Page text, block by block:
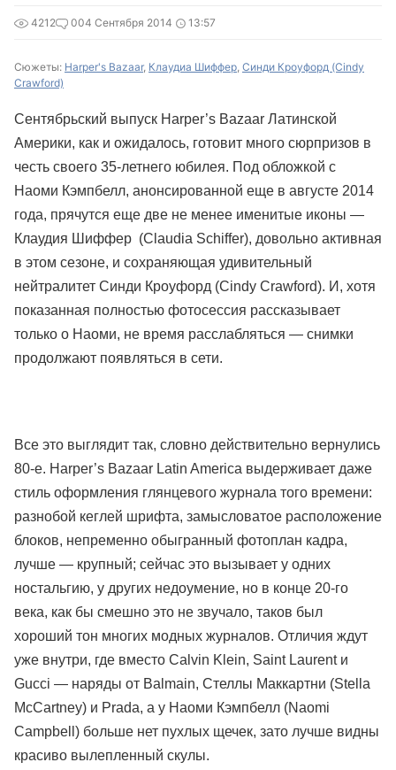
4212 004 Сентября 2014 13:57
Сюжеты: Harper's Bazaar, Клаудиа Шиффер, Синди Кроуфорд (Cindy
Crawford)
Сентябрьский выпуск Harper’s Bazaar Латинской
Америки, как и ожидалось, готовит много сюрпризов в
честь своего 35-летнего юбилея. Под обложкой с
Наоми Кэмпбелл, анонсированной еще в августе 2014
года, прячутся еще две не менее именитые иконы —
Клаудия Шиффер (Claudia Schiffer), довольно активная
в этом сезоне, и сохраняющая удивительный
нейтралитет Синди Кроуфорд (Cindy Crawford). И, хотя
показанная полностью фотосессия рассказывает
только о Наоми, не время расслабляться — снимки
продолжают появляться в сети.
Все это выглядит так, словно действительно вернулись
80-е. Harper’s Bazaar Latin America выдерживает даже
стиль оформления глянцевого журнала того времени:
разнобой кеглей шрифта, замысловатое расположение
блоков, непременно обыгранный фотоплан кадра,
лучше — крупный; сейчас это вызывает у одних
ностальгию, у других недоумение, но в конце 20-го
века, как бы смешно это не звучало, таков был
хороший тон многих модных журналов. Отличия ждут
уже внутри, где вместо Calvin Klein, Saint Laurent и
Gucci — наряды от Balmain, Стеллы Маккартни (Stella
McCartney) и Prada, а у Наоми Кэмпбелл (Naomi
Campbell) больше нет пухлых щечек, зато лучше видны
красиво вылепленный скулы.